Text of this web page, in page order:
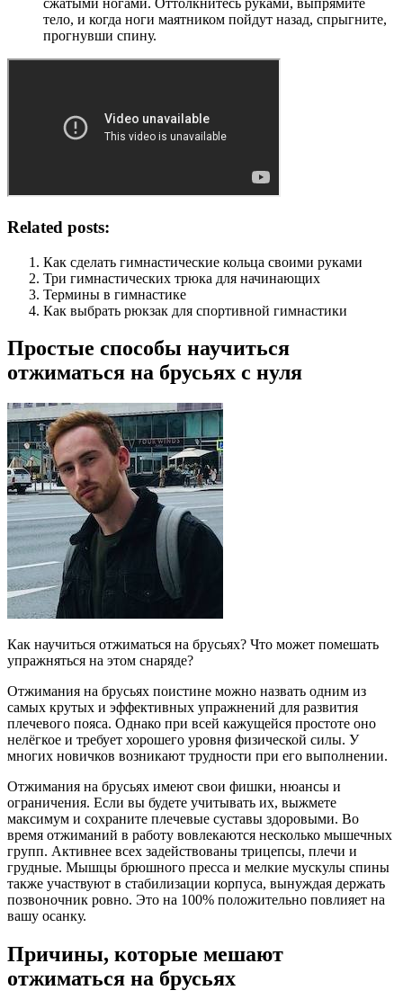
сжатыми ногами. Оттолкнитесь руками, выпрямите
тело, и когда ноги маятником пойдут назад, спрыгните,
прогнувши спину.
Related posts:
Как сделать гимнастические кольца своими руками
Три гимнастических трюка для начинающих
Термины в гимнастике
Как выбрать рюкзак для спортивной гимнастики
Простые способы научиться
отжиматься на брусьях с нуля
Как научиться отжиматься на брусьях? Что может помешать
упражняться на этом снаряде?
Отжимания на брусьях поистине можно назвать одним из
самых крутых и эффективных упражнений для развития
плечевого пояса. Однако при всей кажущейся простоте оно
нелёгкое и требует хорошего уровня физической силы. У
многих новичков возникают трудности при его выполнении.
Отжимания на брусьях имеют свои фишки, нюансы и
ограничения. Если вы будете учитывать их, выжмете
максимум и сохраните плечевые суставы здоровыми. Во
время отжиманий в работу вовлекаются несколько мышечных
групп. Активнее всех задействованы трицепсы, плечи и
грудные. Мышцы брюшного пресса и мелкие мускулы спины
также участвуют в стабилизации корпуса, вынуждая держать
позвоночник ровно. Это на 100% положительно повлияет на
вашу осанку.
Причины, которые мешают
отжиматься на брусьях